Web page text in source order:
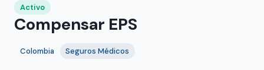
Activo
Compensar EPS
Colombia Seguros Médicos